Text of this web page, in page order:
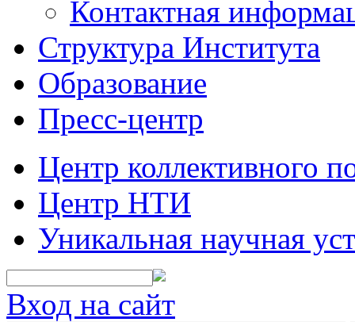
Контактная
Структура Института
Образование
Пресс-центр
Центр коллективного
Центр НТИ
Уникальная научная
Вход на сайт